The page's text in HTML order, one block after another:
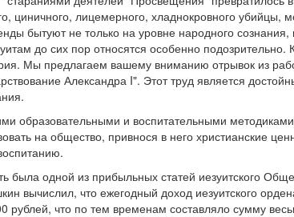
циничного, лицемерного, хладнокровного убийцы,
бытуют не только на уровне народного
до сих пор относятся особенно подозрительно.
Мы предлагаем вашему вниманию отрывок из
Александра I". Этот труд является
образовательными и воспитательными
на общество, привнося в него христианские
была одной из прибыльных статей иезуитского
вычислил, что ежегодный доход иезуитского
рублей, что по тем временам составляло сумму